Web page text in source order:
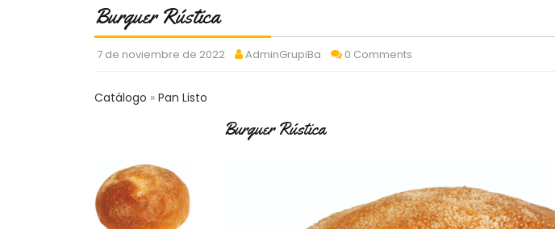
Burguer Rústica
7 de noviembre de 2022 AdminGrupiBa 0 Comments
Catálogo Pan Listo
Burguer Rústica